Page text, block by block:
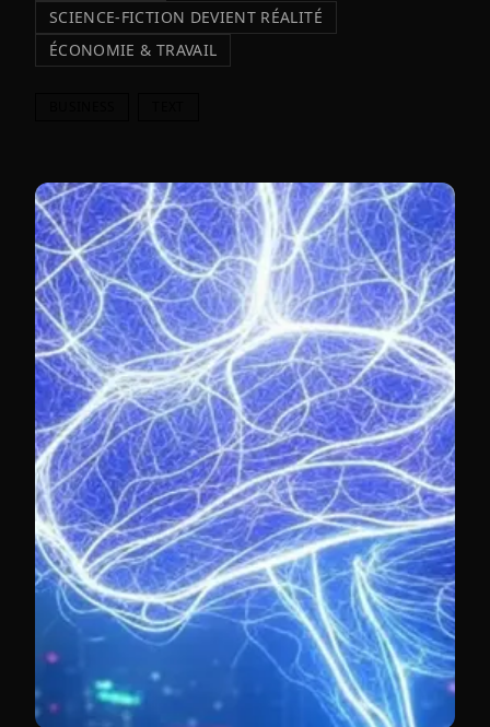
SCIENCE-FICTION DEVIENT RÉALITÉ
ÉCONOMIE & TRAVAIL